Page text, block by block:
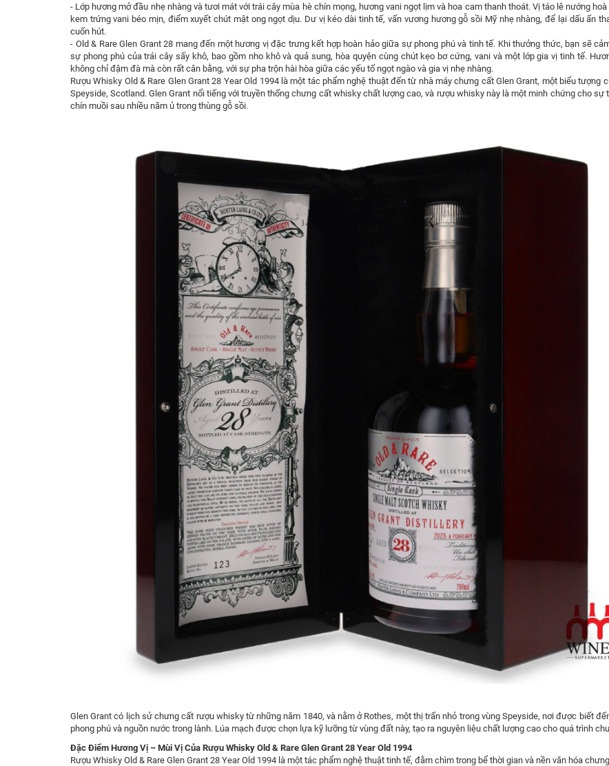
- Lớp hương mở đầu nhẹ nhàng và tươi mát với trái cây mùa hè chín mọng, hương vani ngọt lịm và hoa cam thanh thoát. Vị táo lê nướng
kem trứng vani béo mịn, điểm xuyết chút mật ong ngọt dịu. Dư vị kéo dài tinh tế, vấn vương hương gỗ sồi Mỹ nhẹ nhàng, để lại dấu ấn
cuốn hút.
- Old & Rare Glen Grant 28 mang đến một hương vị đặc trưng kết hợp hoàn hảo giữa sự phong phú và tinh tế. Khi thưởng thức, bạn sẽ
sự phong phú của trái cây sấy khô, bao gồm nho khô và quả sung, hòa quyện cùng chút kẹo bơ cứng, vani và một lớp gia vị tinh tế.
không chỉ đậm đà mà còn rất cân bằng, với sự pha trộn hài hòa giữa các yếu tố ngọt ngào và gia vị nhẹ nhàng.
Rượu Whisky Old & Rare Glen Grant 28 Year Old 1994 là một tác phẩm nghệ thuật đến từ nhà máy chưng cất Glen Grant, một biểu tượng
Speyside, Scotland. Glen Grant nổi tiếng với truyền thống chưng cất whisky chất lượng cao, và rượu whisky này là một minh chứng cho sự
chín muồi sau nhiều năm ủ trong thùng gỗ sồi.
Glen Grant có lịch sử chưng cất rượu whisky từ những năm 1840, và nằm ở Rothes, một thị trấn nhỏ trong vùng Speyside, nơi được biết
phong phú và nguồn nước trong lành. Lúa mạch được chọn lựa kỹ lưỡng từ vùng đất này, tạo ra nguyên liệu chất lượng cao cho quá trình
Đặc Điểm Hương Vị – Mùi Vị Của Rượu Whisky Old & Rare Glen Grant 28 Year Old 1994
Rượu Whisky Old & Rare Glen Grant 28 Year Old 1994 là một tác phẩm nghệ thuật tinh tế, đằm chìm trong bể thời gian và nền văn hóa